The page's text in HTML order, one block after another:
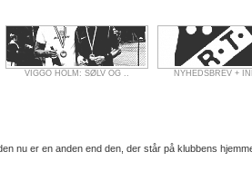
VIGGO HOLM: SØLV OG .. NYHEDSBREV +
nu er en anden end den, der står på klubbens